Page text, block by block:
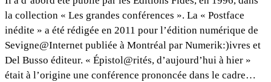
la collection « Les grandes conférences ». La « Postface
inédite » a été rédigée en 2011 pour l’édition numérique de
Sevigne@Internet publiée à Montréal par Numerik:)ivres et
Del Busso éditeur. « Épistol@rités, d’aujourd’hui à hier »
était à l’origine une conférence prononcée dans le cadre…